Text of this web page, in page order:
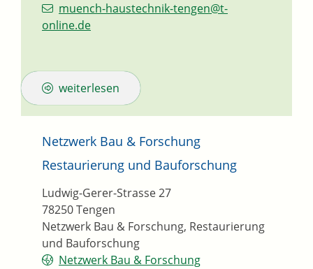
muench-haustechnik-tengen@t-
online.de
weiterlesen
Netzwerk Bau & Forschung
Restaurierung und Bauforschung
Netzwerk Bau & Forschung, Restaurierung
und Bauforschung
Ludwig-Gerer-Strasse 27
78250Tengen
Netzwerk Bau & Forschung